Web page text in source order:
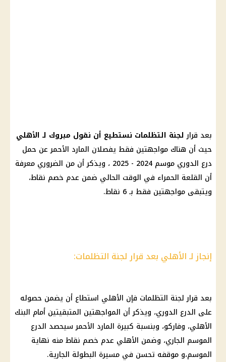
بعد قرارلجنة التظلمات نستطيع أن نقول مبروك لـ الأهلي
حيث أن هناك مواجهتين فقط يفصلان المارد الأحمر عن حمل
درع الدوري موسم 2024 - 2025 ، ويذكر أن من الضروري معرفة
أن القلعة الحمراء في الوقت الحالي ضمن عدم خصم نقاط،
ويتبقى مواجهتين فقط بـ 6 نقاط.
إنجاز لـ الأهلي بعد قرار لجنة التظلمات:
بعد قرار لجنة التظلمات فإن الأهلي استطاع أن يضمن حصوله
على الدرع الدوري، ويذكر أن المواجهتين المتبقيتين أمام البنك
الأهلي، وفاركو، وبنسبة كبيرة المارد الأحمر سيحصد الدرع
الموسم الجاري، وضمن الأهلي عدم خصم نقاط منه نهاية
الموسم،و موقفه تحسن في مسيرة البطولة الجارية.